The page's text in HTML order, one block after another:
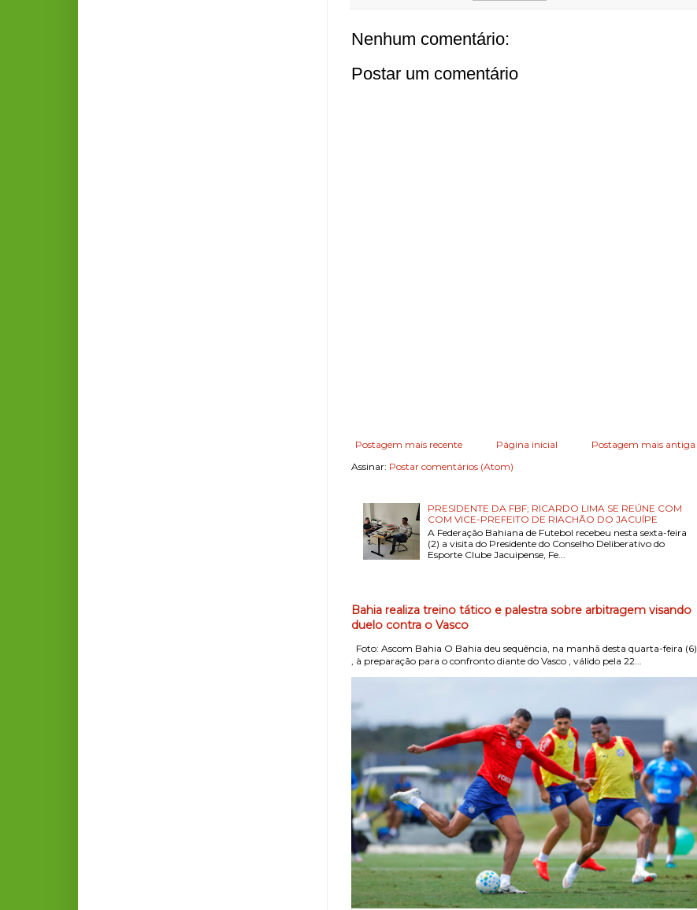
Nenhum comentário:
Postar um comentário
Postagem mais recente Postagem mais antiga
Página inicial
Assinar: Postar comentários (Atom)
PRESIDENTE DA FBF; RICARDO LIMA SE REÚNE COM
COM VICE-PREFEITO DE RIACHÃO DO JACUÍPE
A Federação Bahiana de Futebol recebeu nesta sexta-feira
(2) a visita do Presidente do Conselho Deliberativo do
Esporte Clube Jacuipense, Fe...
Bahia realiza treino tático e palestra sobre arbitragem visando
duelo contra o Vasco
Foto: Ascom Bahia O Bahia deu sequência, na manhã desta quarta-feira (6)
, à preparação para o confronto diante do Vasco , válido pela 22...